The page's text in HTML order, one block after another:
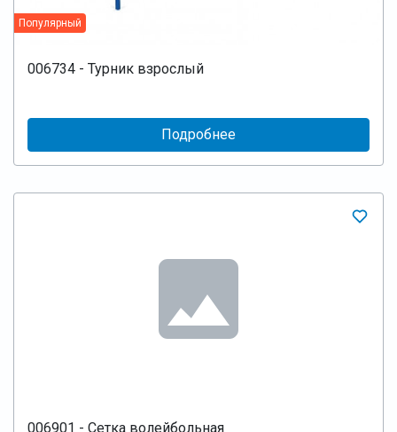
Популярный
006734 - Турник взрослый
Подробнее
006901 - Сетка волейбольная